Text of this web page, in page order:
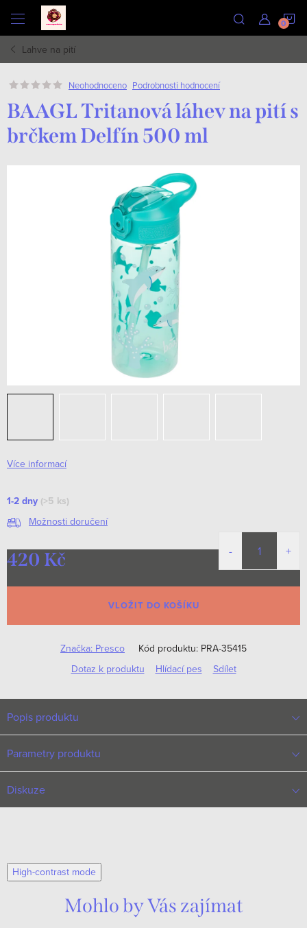
obsah
Lahve na pití
Neohodnoceno Podrobnosti hodnocení
BAAGL Tritanová láhev na pití s
brčkem Delfín 500 ml
Více informací
1-2 dny (>5 ks)
Možnosti doručení
420 Kč
cena:
VLOŽIT DO KOŠÍKU
Značka: Presco Kód produktu: PRA-35415
Dotaz k produktu
Hlídací pes Sdílet
Popis produktu
Parametry produktu
Diskuze
High-contrast mode
Mohlo by Vás zajímat